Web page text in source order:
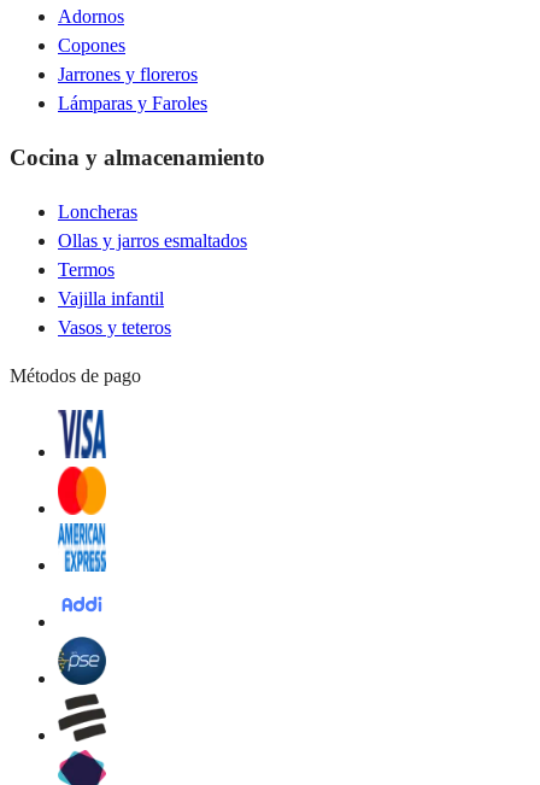
Adornos
Copones
Jarrones y floreros
Lámparas y Faroles
Cocina y almacenamiento
Loncheras
Ollas y jarros esmaltados
Termos
Vajilla infantil
Vasos y teteros
Métodos de pago